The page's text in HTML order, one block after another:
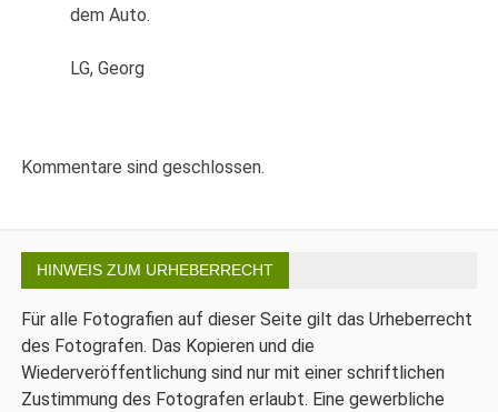
dem Auto.
LG, Georg
Kommentare sind geschlossen.
HINWEIS ZUM URHEBERRECHT
Für alle Fotografien auf dieser Seite gilt das Urheberrecht
des Fotografen. Das Kopieren und die
Wiederveröffentlichung sind nur mit einer schriftlichen
Zustimmung des Fotografen erlaubt. Eine gewerbliche